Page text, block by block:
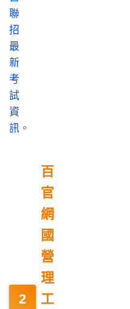
聯
招
最
新
考
試
資
訊 。
百
官
網
國
營
理
工